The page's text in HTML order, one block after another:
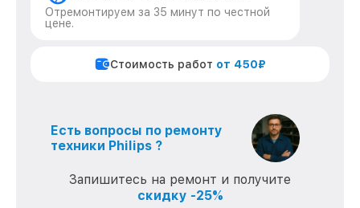
Отремонтируем за 35 минут по честной
цене.
Стоимость работ от 450₽
Есть вопросы по ремонту
техники Philips ?
Запишитесь на ремонт и получите
скидку -25%